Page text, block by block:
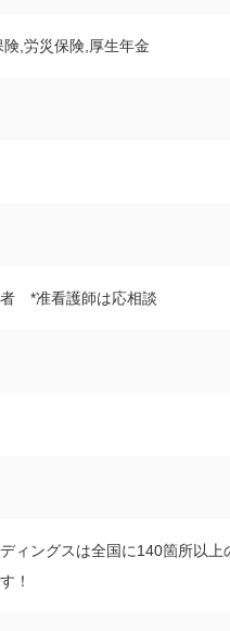
,労災保険,厚生年金
*准看護師は応相談
ィングスは全国に140箇所以上
！